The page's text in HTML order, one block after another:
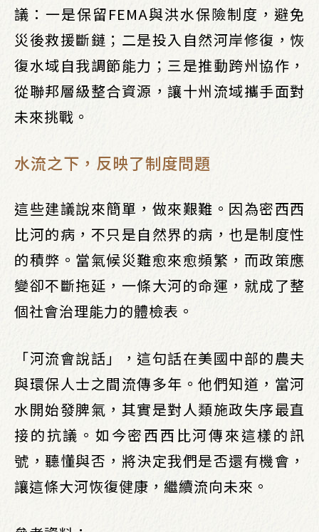
議：一是保留FEMA與洪水保險制度，避免
災後救援斷鏈；二是投入自然河岸修復，恢
復水域自我調節能力；三是推動跨州協作，
從聯邦層級整合資源，讓十州流域攜手面對
未來挑戰。
水流之下，反映了制度問題
這些建議說來簡單，做來艱難。因為密西西
比河的病，不只是自然界的病，也是制度性
的積弊。當氣候災難愈來愈頻繁，而政策應
變卻不斷拖延，一條大河的命運，就成了整
個社會治理能力的體檢表。
「河流會說話」，這句話在美國中部的農夫
與環保人士之間流傳多年。他們知道，當河
水開始發脾氣，其實是對人類施政失序最直
接的抗議。如今密西西比河傳來這樣的訊
號，聽懂與否，將決定我們是否還有機會，
讓這條大河恢復健康，繼續流向未來。